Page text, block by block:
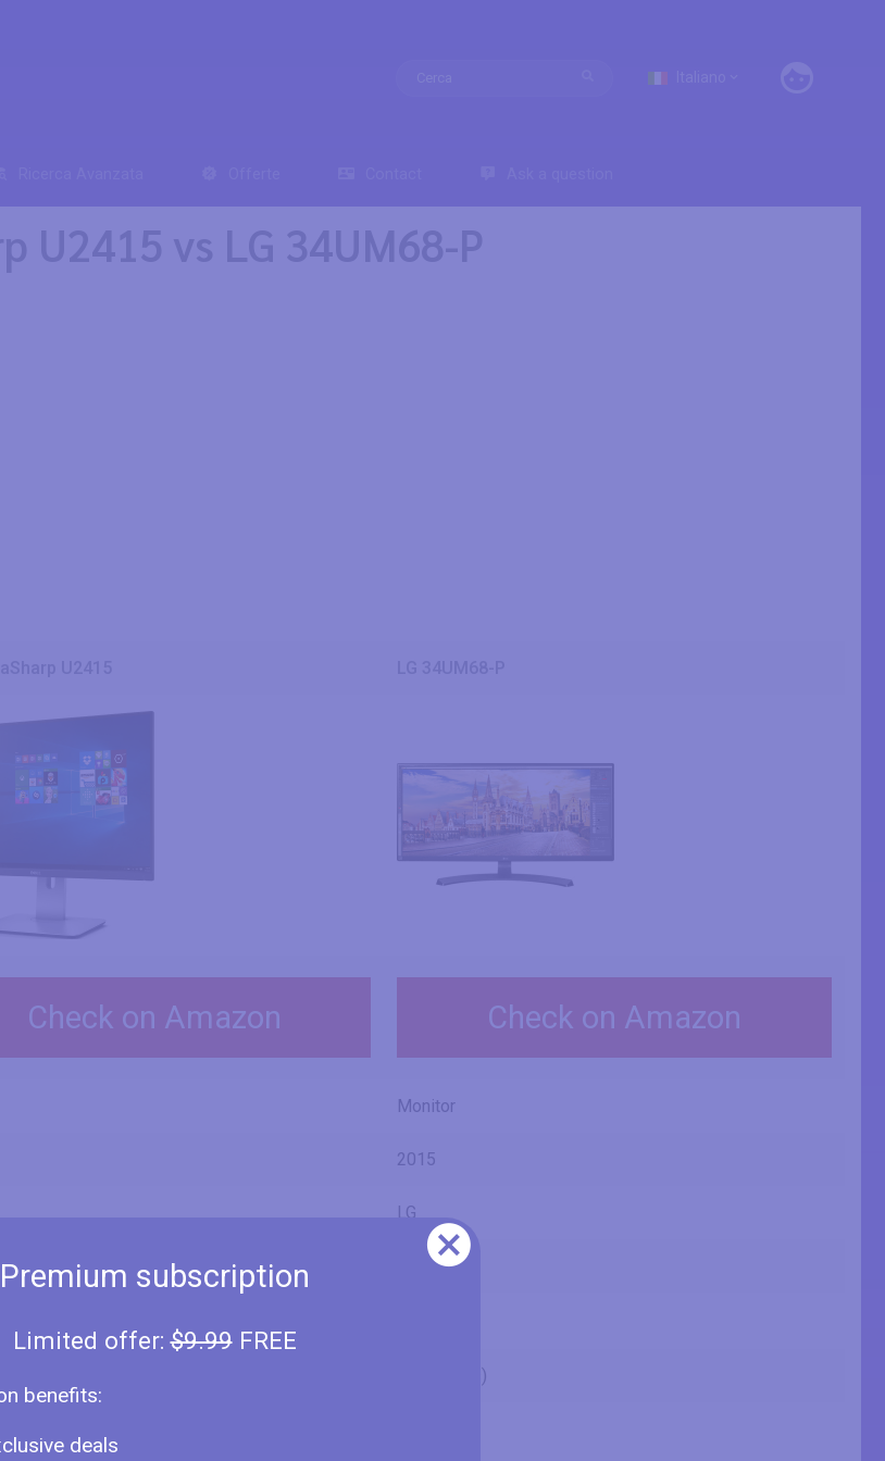
Premium subscription
Limited offer:$9.99FREE
benefits:
deals
vs LG 34UM68-P
Check on Amazon Check on Amazon
Monitor
2015
LG
U2415 34UM68-P
34" (inches)